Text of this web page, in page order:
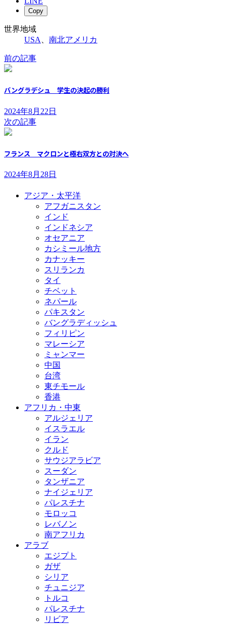
Copy
世界地域
USA
南北アメリカ
前の記事
バングラデシュ 学生の決起の勝利
2024年8月22日
次の記事
フランス マクロンと極右双方との対決へ
2024年8月28日
アジア・太平洋
アフガニスタン
インド
インドネシア
オセアニア
カシミール地方
カナッキー
スリランカ
タイ
チベット
ネパール
パキスタン
バングラディッシュ
フィリピン
マレーシア
ミャンマー
中国
台湾
東チモール
香港
アフリカ・中東
アルジェリア
イスラエル
イラン
クルド
サウジアラビア
スーダン
タンザニア
ナイジェリア
パレスチナ
モロッコ
レバノン
南アフリカ
アラブ
エジプト
ガザ
シリア
チュニジア
トルコ
パレスチナ
リビア